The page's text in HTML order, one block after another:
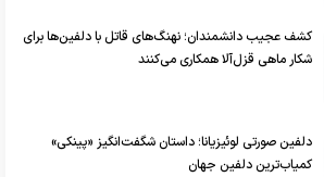
کشف عجیب دانشمندان؛ نهنگ‌های قاتل با دلفین‌ها برای
شکار ماهی قزل‌آلا همکاری می‌کنند
دلفین صورتی لوئیزیانا؛ داستان شگفت‌انگیز «پینکی»
کمیاب‌ترین دلفین جهان